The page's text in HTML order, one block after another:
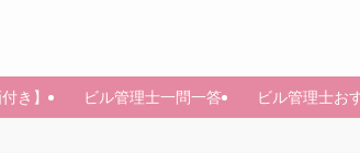
き】 ビル管理士一問一答 ビル管理士お